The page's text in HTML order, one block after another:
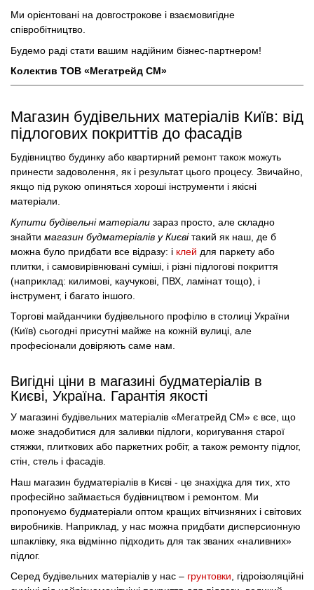
Ми орієнтовані на довгострокове і взаємовигідне
співробітництво.
Будемо раді стати вашим надійним бізнес-партнером!
Колектив ТОВ «Мегатрейд СМ»
Магазин будівельних матеріалів Київ: від
підлогових покриттів до фасадів
Будівництво будинку або квартирний ремонт також можуть
принести задоволення, як і результат цього процесу. Звичайно,
якщо під рукою опиняться хороші інструменти і якісні
матеріали.
Купити будівельні матеріали зараз просто, але складно
знайти магазин будматеріалів у Києвітакий як наш, де б
можна було придбати все відразу: і клей для паркету або
плитки, і самовирівнювані суміші, і різні підлогові покриття
(наприклад: килимові, каучукові, ПВХ, ламінат тощо), і
інструмент, і багато іншого.
Торгові майданчики будівельного профілю в столиці України
(Київ) сьогодні присутні майже на кожній вулиці, але
професіонали довіряють саме нам.
Вигідні ціни в магазині будматеріалів в
Києві, Україна. Гарантія якості
У магазині будівельних матеріалів «Мегатрейд СМ» є все, що
може знадобитися для заливки підлоги, коригування старої
стяжки, плиткових або паркетних робіт, а також ремонту підлог,
стін, стель і фасадів.
Наш магазин будматеріалів в Києві - це знахідка для тих, хто
професійно займається будівництвом і ремонтом. Ми
пропонуємо будматеріали оптом кращих вітчизняних і світових
виробників. Наприклад, у нас можна придбати дисперсионную
шпаклівку, яка відмінно підходить для так званих «наливних»
підлог.
Серед будівельних матеріалів у нас – грунтовки , гідроізоляційні